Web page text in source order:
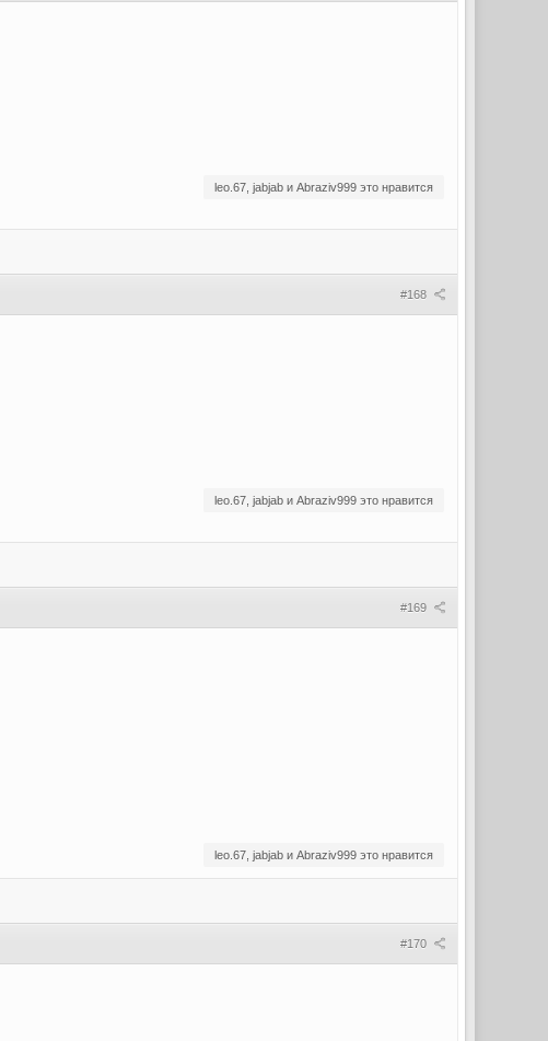
leo.67, jabjab и Abraziv999 это нравится
#168
leo.67, jabjab и Abraziv999 это нравится
#169
leo.67, jabjab и Abraziv999 это нравится
#170